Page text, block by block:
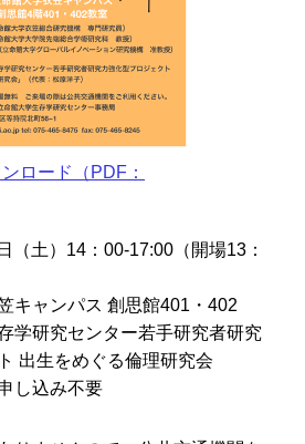
ロード（PDF：
（土）14：00-17:00（開場13：
キャンパス 創思館401・402
学研究センター若手研究者研究
出生をめぐる倫理研究会
し込み不要